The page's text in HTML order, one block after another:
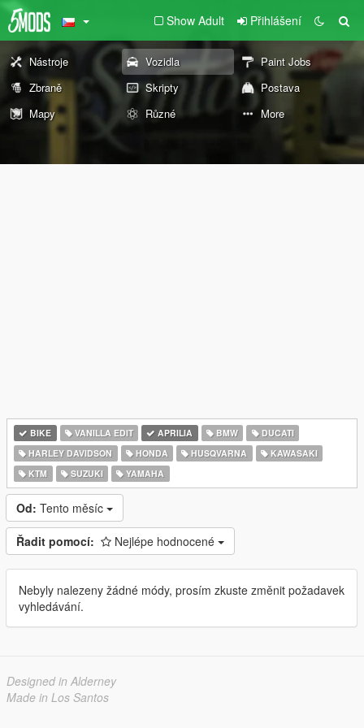
Show Adult Přihlášení
Nástroje Vozidla
Paint Jobs
Zbraně
Skripty
Postava
Mapy
Různé More
BIKE VANILLA EDIT APRILIA BMW
DUCATI
HARLEY DAVIDSON
HONDA HUSQVARNA
KAWASAKI
KTM
SUZUKI YAMAHA
Od: Tento měsíc
Řadit pomocí: Nejlépe hodnocené
Nebyly nalezeny žádné módy, prosím zkuste změnit požadavek
vyhledávání.
Designed in Alderney
Made in Los Santos